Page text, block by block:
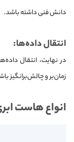
دانش فنی داشته باشد.
انتقال داده‌ها:
در نهایت، انتقال
زمان‌بر و چالش‌برانگیز
انواع هاست